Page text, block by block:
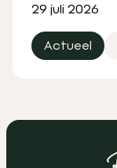
29 juli 2026
Actueel